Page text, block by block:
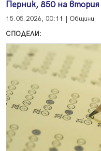
Перник, 850 на
15.05.2026, 00:11 | Общини
СПОДЕЛИ: